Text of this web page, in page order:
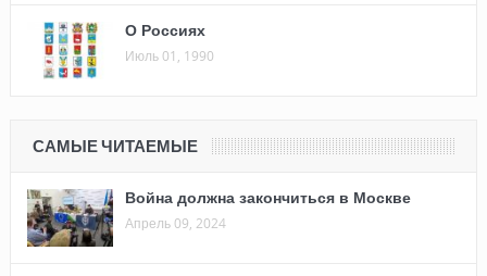
О Россиях
Июль 01, 1990
САМЫЕ ЧИТАЕМЫЕ
Война должна закончиться в Москве
Апрель 09, 2024